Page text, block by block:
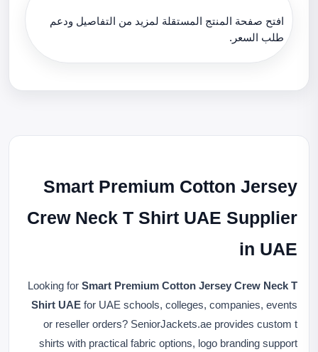
افتح صفحة المنتج المستقلة لمزيد من التفاصيل ودعم
طلب السعر.
Smart Premium Cotton Jersey
Crew Neck T Shirt UAE Supplier
in UAE
Looking for Smart Premium Cotton Jersey Crew Neck T
Shirt UAE for UAE schools, colleges, companies, events
or reseller orders? SeniorJackets.ae provides custom t
shirts with practical fabric options, logo branding support